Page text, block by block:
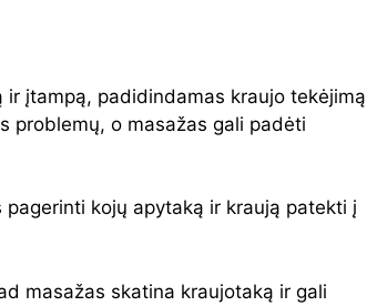
įtampą, padidindamas kraujo tekėjimą
problemų, o masažas gali padėti
kojų apytaką ir kraują patekti į
masažas skatina kraujotaką ir gali